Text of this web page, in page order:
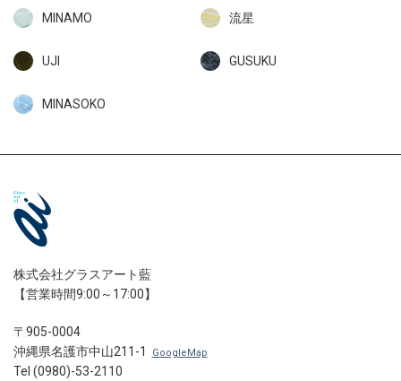
MINAMO 流星
UJI GUSUKU
MINASOKO
株式会社グラスアート藍
【営業時間9:00～17:00】
〒905-0004
沖縄県名護市中山211-1
GoogleMap
Tel (0980)-53-2110